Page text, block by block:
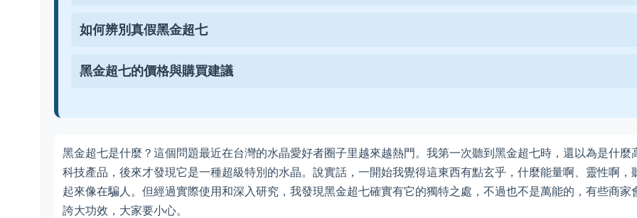
如何辨別真假黑金超七
黑金超七的價格與購買建議
黑金超七是什麼？這個問題最近在台灣的水晶愛好者圈子里越來越熱門。我第一次聽到黑金超七時，還以為是什麼
科技產品，後來才發現它是一種超級特別的水晶。說實話，一開始我覺得這東西有點玄乎，什麼能量啊、靈性啊，
起來像在騙人。但經過實際使用和深入研究，我發現黑金超七確實有它的獨特之處，不過也不是萬能的，有些商家
誇大功效，大家要小心。